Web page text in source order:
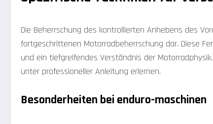
Die Beherrschung des kontrollierten Anhebens des
fortgeschrittenen Motorradbeherrschung dar. Diese
und ein tiefgreifendes Verständnis der
unter professioneller Anleitung erlernen.
Besonderheiten bei enduro-maschinen